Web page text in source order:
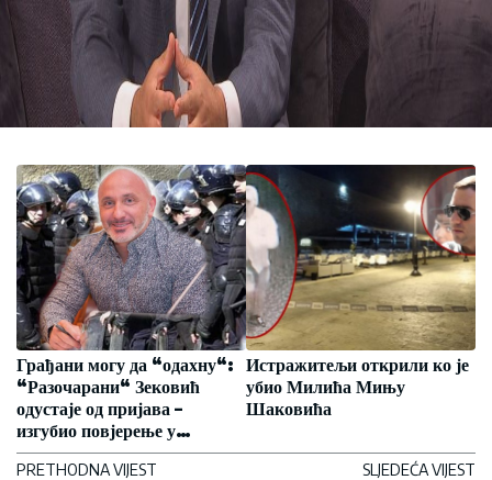
Грађани могу да “одахну“:
“Разочарани“ Зековић
одустаје од пријава –
изгубио повјерење у
полицију!
PRETHODNA VIJEST
Истражитељи открили ко је
убио Милића Мињу
Шаковића
SLJEDEĆA VIJEST